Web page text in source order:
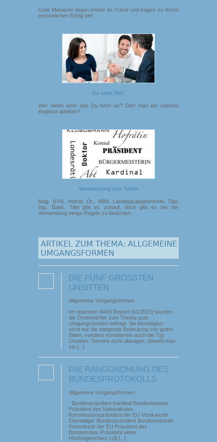
Gute Manieren liegen immer im Trend und tragen zu Ihrem
persönlichen Erfolg bei!
Du oder Sie?
Wer bietet wem das Du-Wort an? Darf man ein solches
Angebot ablehen?
Verwendung von Titeln
Mag. (FH), Hofrat, Dr., MBA, Landtagsabgeordnete, Dipl.
Ing., Bakk. Titel gibt es zuhauf, doch gibt es bei der
Verwendung einige Regeln zu beachten.
ARTIKEL ZUM THEMA: ALLGEMEINE
UMGANGSFORMEN
DIE FÜNF GRÖSSTEN U
NSITTEN
Allgemeine Umgangsformen
Im neuesten IMAS Report (01/2015) wurden
die Österreicher zum Thema gute
Umgangsformen befragt. Sie bestätigten
nicht nur die steigende Bedeutung von guten
Sitten, sondern nominierten auch die Top
Unsitten: Termine nicht absagen, obwohl man
sie [...]
DIE RANGORDNUNG DES
BUNDESPROTOKOLLS
Allgemeine Umgangsformen
Bundespräsident Kardinal Bundeskanzler
Präsident des Nationalrates
Kommissionspräsident der EU Vizekanzler
Ehemaliger Bundespräsident Bundesminister
Kommissar der EU Präsident des
Bundesrates Präsident eines
Höchstgerichtes (zB [...]